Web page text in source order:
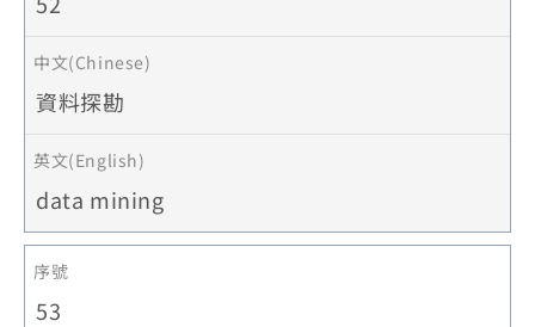
資料探勘
data mining
53